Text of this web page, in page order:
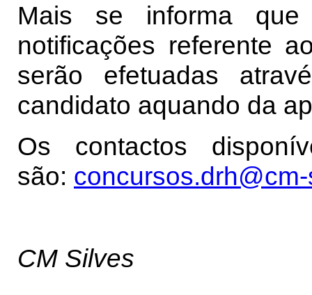
Mais se informa
notificações referente
serão efetuadas
candidato aquando da
Os contactos
são:
CM Silves